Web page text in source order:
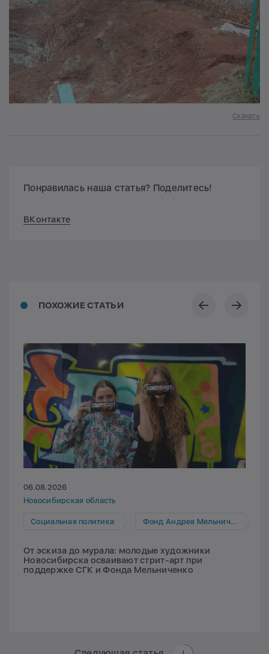
Скачать
Понравилась наша статья? Поделитесь!
ВКонтакте
ПОХОЖИЕ СТАТЬИ
06.08.2026
Новосибирская область
Социальная политика Фонд Андрея Мельниченко
От эскиза до мурала: молодые художники
Новосибирска осваивают стрит-арт при
поддержке СГК и Фонда Мельниченко